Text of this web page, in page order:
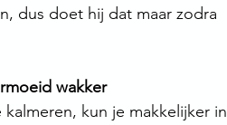
dus doet hij dat maar zodra
wakker
kun je makkelijker in